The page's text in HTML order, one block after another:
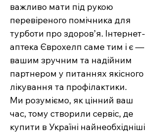
важливо мати під рукою
перевіреного помічника для
турботи про здоров’я. Інтернет-
аптека Єврохелп саме тим і є —
вашим зручним та надійним
партнером у питаннях якісного
лікування та профілактики.
Ми розуміємо, як цінний ваш
час, тому створили сервіс, де
купити в Україні найнеобхідніші